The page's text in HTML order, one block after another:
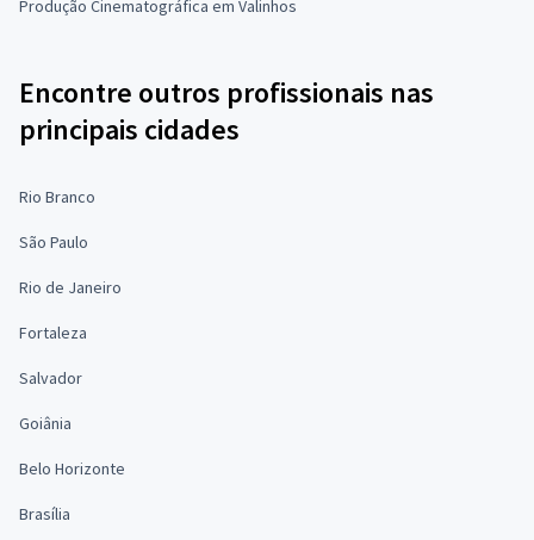
Produção Cinematográfica em Valinhos
Encontre outros profissionais nas
principais cidades
Rio Branco
São Paulo
Rio de Janeiro
Fortaleza
Salvador
Goiânia
Belo Horizonte
Brasília